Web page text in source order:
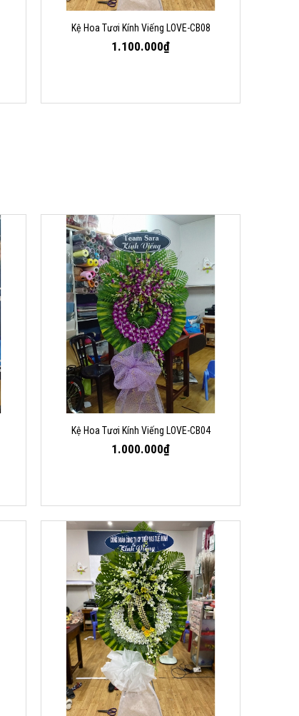
Kệ Hoa Tươi Kính Viếng LOVE-CB08
1.100.000₫
Kệ Hoa Tươi Kính Viếng LOVE-CB04
1.000.000₫